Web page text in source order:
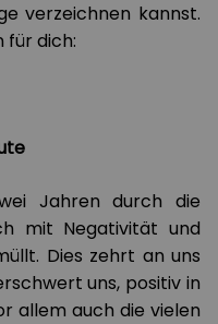
verzeichnen kannst.
für dich:
Jahren durch die
mit Negativität und
Dies zehrt an uns
uns, positiv in
allem auch die vielen